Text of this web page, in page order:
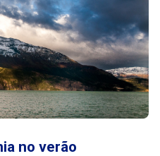
no verão